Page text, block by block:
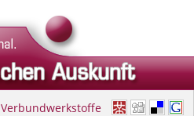
Verbundwerkstoffe